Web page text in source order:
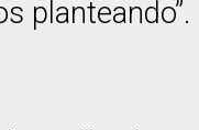
planteando”.